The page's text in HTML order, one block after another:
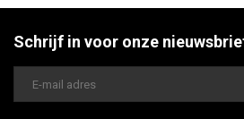
Schrijf in voor onze